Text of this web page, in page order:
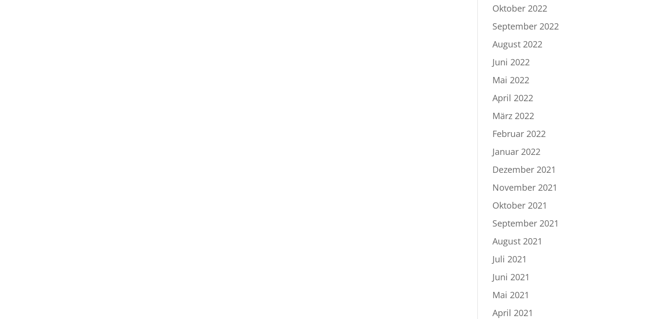
Oktober 2022
September 2022
August 2022
Juni 2022
Mai 2022
April 2022
März 2022
Februar 2022
Januar 2022
Dezember 2021
November 2021
Oktober 2021
September 2021
August 2021
Juli 2021
Juni 2021
Mai 2021
April 2021